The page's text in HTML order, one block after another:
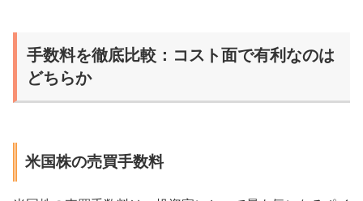
手数料を徹底比較：コスト面で有利なのは
どちらか
米国株の売買手数料